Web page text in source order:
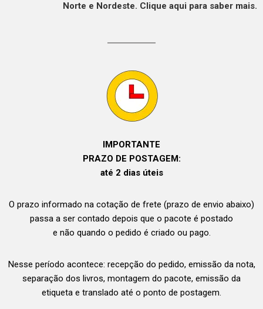
Norte e Nordeste. Clique aqui para saber mais.
IMPORTANTE
PRAZO DE POSTAGEM:
até 2 dias úteis
O prazo informado na cotação de frete (prazo de envio abaixo)
passa a ser contado depois que o pacote é postado
e não quando o pedido é criado ou pago.
Nesse período acontece: recepção do pedido, emissão da nota,
separação dos livros, montagem do pacote, emissão da
etiqueta e translado até o ponto de postagem.